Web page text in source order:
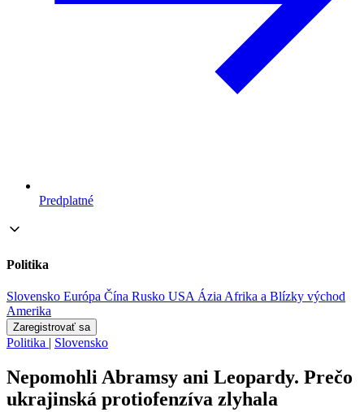
Predplatné
Politika
Slovensko Európa Čína Rusko USA ÁziaAfrika a Blízky východ
Amerika
Zaregistrovať sa
Politika | Slovensko
Nepomohli Abramsy ani Leopardy. Prečo
ukrajinská protiofenzíva zlyhala